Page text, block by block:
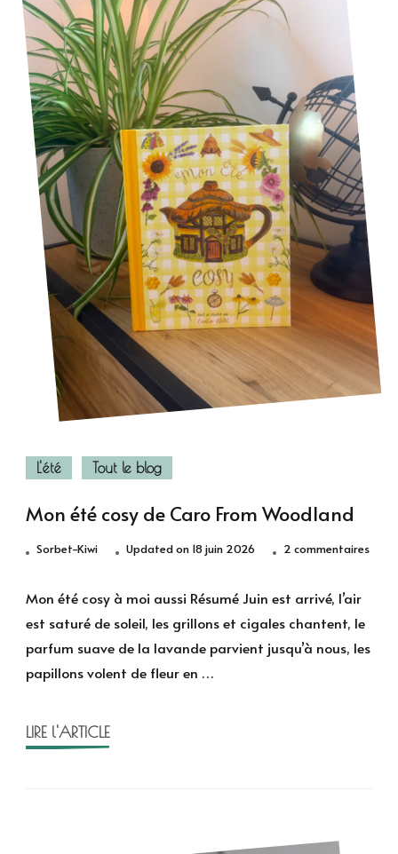
L'été Tout le blog
Mon été cosy de Caro From Woodland
Sorbet-Kiwi Updated on 18 juin 2026 2 commentairessur
Caro
Mon été cosy à moi aussi Résumé Juin est arrivé, l’air
est saturé de soleil, les grillons et cigales chantent, le
parfum suave de la lavande parvient jusqu’à nous, les
papillons volent de fleur en …
LIRE l'ARTICLE